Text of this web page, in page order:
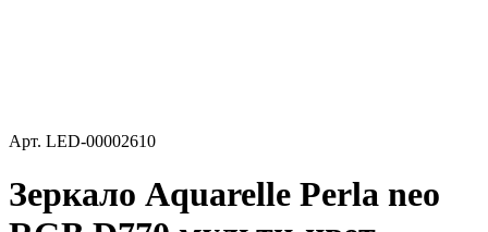
Арт. LED-00002610
Зеркало Aquarelle Perla neo